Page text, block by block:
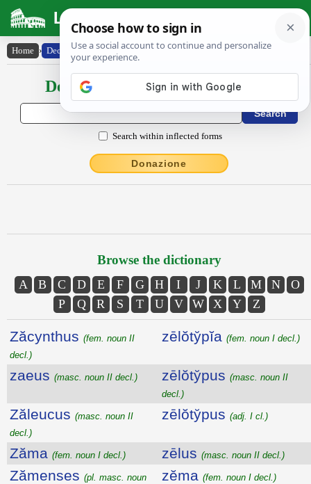
Latin Dictionary
Home › Declensions / Conjugations
Declensions / Conjugations latin
Search within inflected forms
Donazione
Browse the dictionary
A B C D E F G H I J K L M N
O
P
Q R S T U V W X Y Z
Zăcynthus (fem. noun II
decl.)
zēlŏty̆pĭa (fem. noun I decl.)
zaeus (masc. noun II decl.) zēlŏty̆pus (masc. noun II
decl.)
Zăleucus (masc. noun II
decl.)
zēlŏty̆pus (adj. I cl.)
Zăma (fem. noun I decl.) zēlus (masc. noun II decl.)
Zămenses (pl. masc. noun
zĕma (fem. noun I decl.)